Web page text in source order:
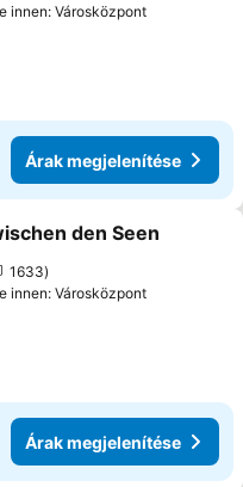
innen: Városközpont
Árak megjelenítése
a kedvencekhez
den Seen
1633
innen: Városközpont
Árak megjelenítése